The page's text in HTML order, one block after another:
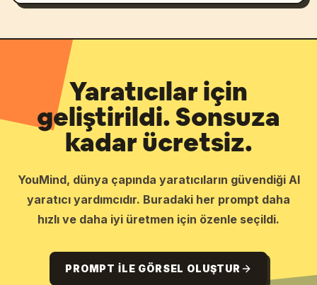
Yaratıcılar için
geliştirildi. Sonsuza
kadar ücretsiz.
YouMind, dünya çapında yaratıcıların güvendiği AI
yaratıcı yardımcıdır. Buradaki her prompt daha
hızlı ve daha iyi üretmen için özenle seçildi.
PROMPT ILE GÖRSEL OLUŞTUR